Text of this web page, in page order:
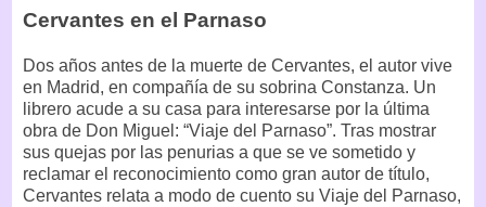
Cervantes en el Parnaso
Dos años antes de la muerte de Cervantes, el autor vive
en Madrid, en compañía de su sobrina Constanza. Un
librero acude a su casa para interesarse por la última
obra de Don Miguel: “Viaje del Parnaso”. Tras mostrar
sus quejas por las penurias a que se ve sometido y
reclamar el reconocimiento como gran autor de título,
Cervantes relata a modo de cuento su Viaje del Parnaso,